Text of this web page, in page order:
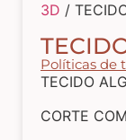
Tecidos
Tecidos
3D /
Políticas de
TECIDO
CORTE